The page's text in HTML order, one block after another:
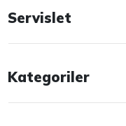
Servislet
Kategoriler